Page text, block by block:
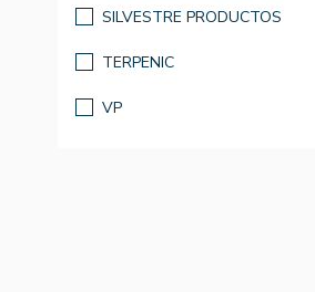
SILVESTRE PRODUCTOS
TERPENIC
VP